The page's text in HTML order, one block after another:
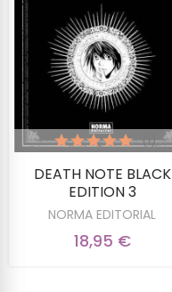
DEATH NOTE BLACK
EDITION 3
NORMA EDITORIAL
(1)
18,95 €